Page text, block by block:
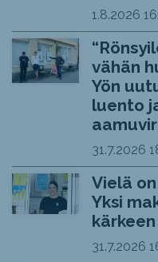
1.8.2026
vähän
Yön
luento
31.7.2026
Vielä
Yksi
31.7.2026